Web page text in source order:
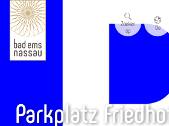
Zoeken
op
De
Parkplatz